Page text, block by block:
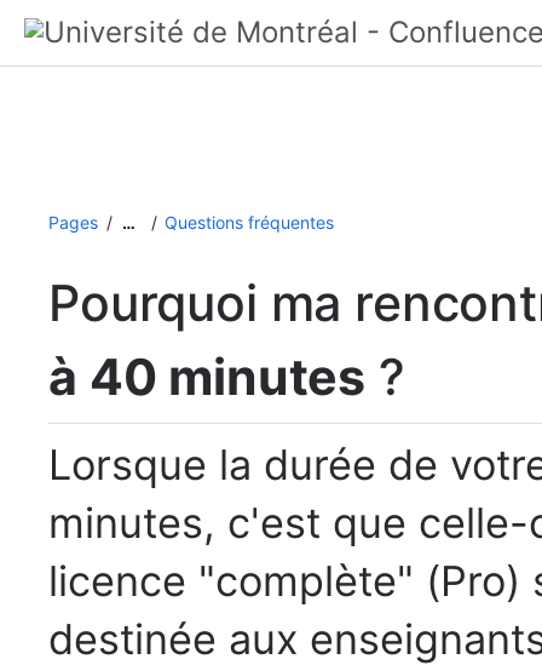
Pages … Questions fréquentes
Pourquoi ma
à 40 minutes ?
Lorsque la durée de
minutes, c'est que
licence "complète" (Pro)
destinée aux